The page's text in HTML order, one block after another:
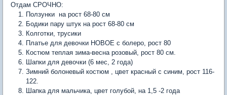
Отдам СРОЧНО:
Ползунки на рост 68-80 см
Бодики пару штук на рост 68-80 см
Колготки, трусики
Платье для девочки НОВОЕ с болеро, рост 80
Костюм теплая зима-весна розовый, рост 80 см.
Шапки для девочки (6 мес, 2 года)
Зимний болоневый костюм , цвет красный с синим, рост 116-
122.
Шапка для мальчика, цвет голубой, на 1,5 -2 года